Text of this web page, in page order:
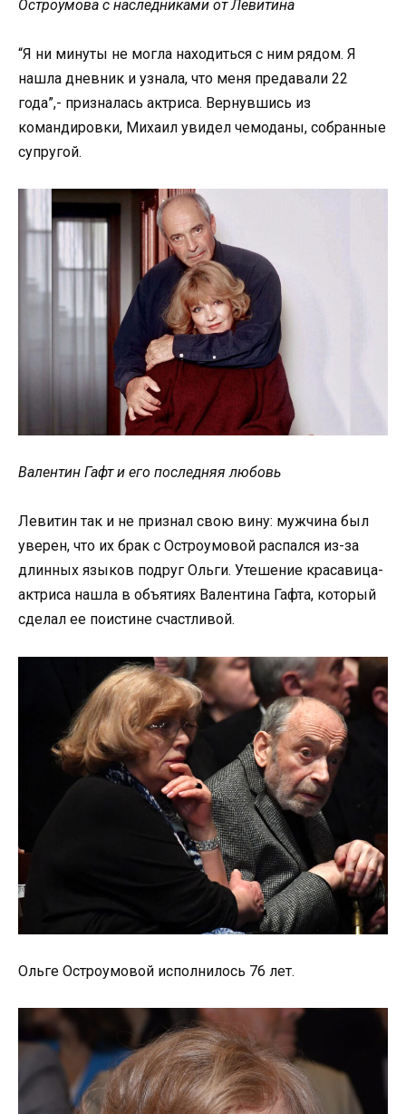
Остроумова с наследниками от Левитина
“Я ни минуты не могла находиться с ним рядом. Я
нашла дневник и узнала, что меня предавали 22
года”,- призналась актриса. Вернувшись из
командировки, Михаил увидел чемоданы, собранные
супругой.
Валентин Гафт и его последняя любовь
Левитин так и не признал свою вину: мужчина был
уверен, что их брак с Остроумовой распался из-за
длинных языков подруг Ольги. Утешение красавица-
актриса нашла в объятиях Валентина Гафта, который
сделал ее поистине счастливой.
Ольге Остроумовой исполнилось 76 лет.